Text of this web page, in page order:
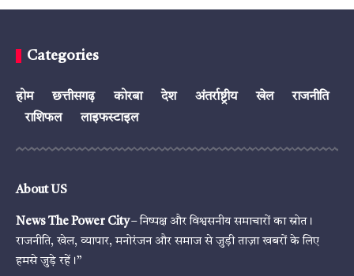
Categories
होम छत्तीसगढ़ कोरबा देश अंतर्राष्ट्रीय खेल
राजनीति
राशिफल
लाइफस्टाइल
About US
News The Power City– निष्पक्ष और विश्वसनीय समाचारों का स्रोत।
राजनीति, खेल, व्यापार, मनोरंजन और समाज से जुड़ी ताज़ा खबरों के लिए
हमसे जुड़े रहें।”